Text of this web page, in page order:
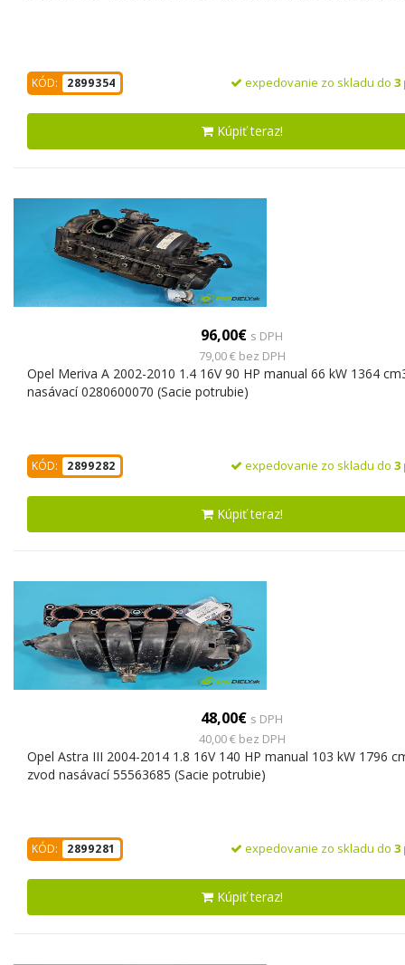
KÓD: 2899354 expedovanie zo skladu do 3
Kúpiť teraz!
96,00€ s DPH
79,00 € bez DPH
Opel Meriva A 2002-2010 1.4 16V 90 HP manual 66 kW 1364
nasávací 0280600070 (Sacie potrubie)
KÓD: 2899282 expedovanie zo skladu do 3
Kúpiť teraz!
48,00€ s DPH
40,00 € bez DPH
Opel Astra III 2004-2014 1.8 16V 140 HP manual 103 kW 1796
zvod nasávací 55563685 (Sacie potrubie)
KÓD: 2899281 expedovanie zo skladu do 3
Kúpiť teraz!